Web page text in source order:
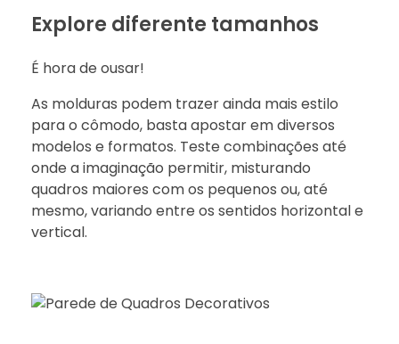
Explore diferente tamanhos
É hora de ousar!
As molduras podem trazer ainda mais estilo
para o cômodo, basta apostar em diversos
modelos e formatos. Teste combinações até
onde a imaginação permitir, misturando
quadros maiores com os pequenos ou, até
mesmo, variando entre os sentidos horizontal e
vertical.